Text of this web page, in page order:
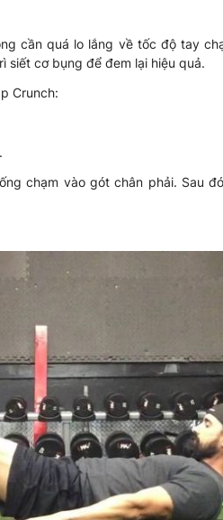
cần quá lo lắng về tốc độ tay
siết cơ bụng để đem lại hiệu quả.
Crunch:
chạm vào gót chân phải. Sau